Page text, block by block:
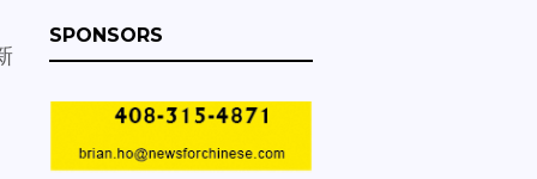
SPONSORS